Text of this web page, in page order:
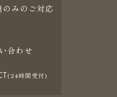
みのご対応
合わせ
(24時間受付)